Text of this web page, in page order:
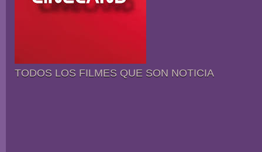
TODOS LOS FILMES QUE SON NOTICIA